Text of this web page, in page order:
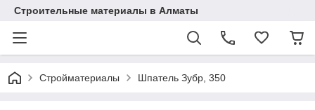
Строительные материалы в Алматы
Стройматериалы Шпатель Зубр, 350